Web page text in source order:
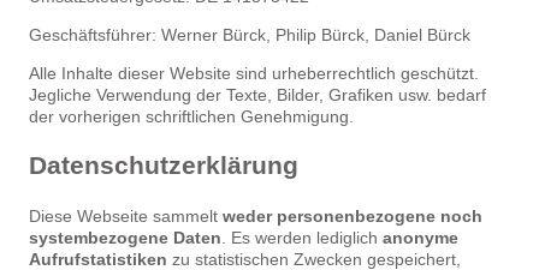
Geschäftsführer: Werner Bürck, Philip Bürck, Daniel Bürck
Alle Inhalte dieser Website sind urheberrechtlich geschützt.
Jegliche Verwendung der Texte, Bilder, Grafiken usw. bedarf
der vorherigen schriftlichen Genehmigung.
Datenschutzerklärung
Diese Webseite sammelt weder personenbezogene noch
systembezogene Daten . Es werden lediglich anonyme
Aufrufstatistiken zu statistischen Zwecken gespeichert,